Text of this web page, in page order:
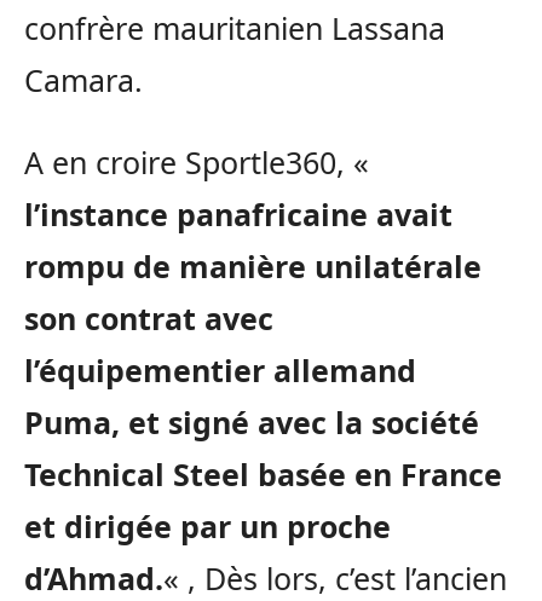
confrère mauritanien Lassana
Camara.
A en croire Sportle360, «
l’instance panafricaine avait
rompu de manière unilatérale
son contrat avec
l’équipementier allemand
Puma, et signé avec la société
Technical Steel basée en France
et dirigée par un proche
d’Ahmad.« , Dès lors, c’est l’ancien